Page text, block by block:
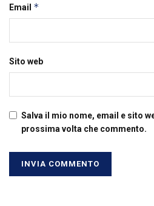
Email *
Sito web
Salva il mio nome, email e sito
prossima volta che commento.